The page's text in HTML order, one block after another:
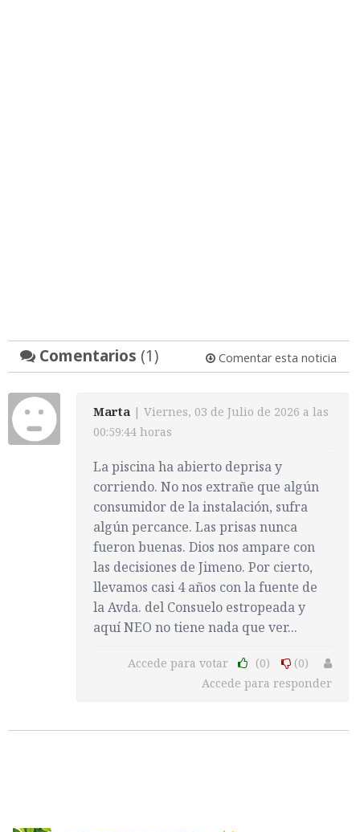
Comentarios (1) Comentar esta noticia
Marta | Viernes, 03 de Julio de 2026 a las
00:59:44 horas
La piscina ha abierto deprisa y
corriendo. No nos extrañe que algún
consumidor de la instalación, sufra
algún percance. Las prisas nunca
fueron buenas. Dios nos ampare con
las decisiones de Jimeno. Por cierto,
llevamos casi 4 años con la fuente de
la Avda. del Consuelo estropeada y
aquí NEO no tiene nada que ver...
Accede para votar (0)
(0)
Accede para responder